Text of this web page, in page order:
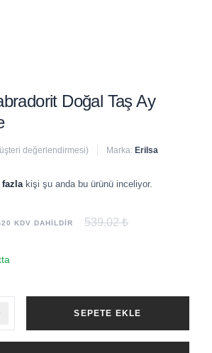
Doğal Taş Ay
değerlendirmesi) Marka: Erilsa
fazla kişi şu anda bu ürünü inceliyor.
KDV DAHİLDİR 539.02 ₺
SEPETE EKLE